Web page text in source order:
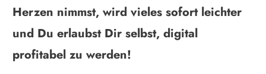
Herzen nimmst, wird vieles sofort leichter
und Du erlaubst Dir selbst, digital
profitabel zu werden!